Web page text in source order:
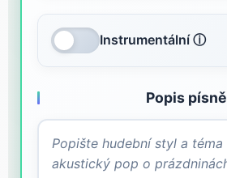
Instrumentální ⓘ
Popis písně